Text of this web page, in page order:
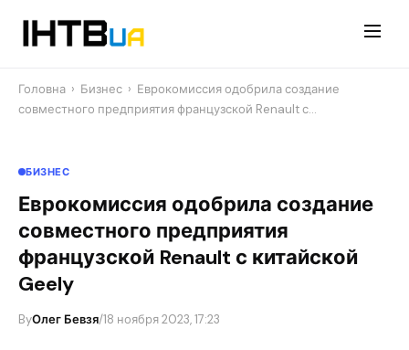
Головна › Бизнес › Еврокомиссия одобрила создание
совместного предприятия французской Renault с…
БИЗНЕС
Еврокомиссия одобрила создание
совместного предприятия
французской Renault с китайской
Geely
ByОлег Бевзя/18 ноября 2023, 17:23